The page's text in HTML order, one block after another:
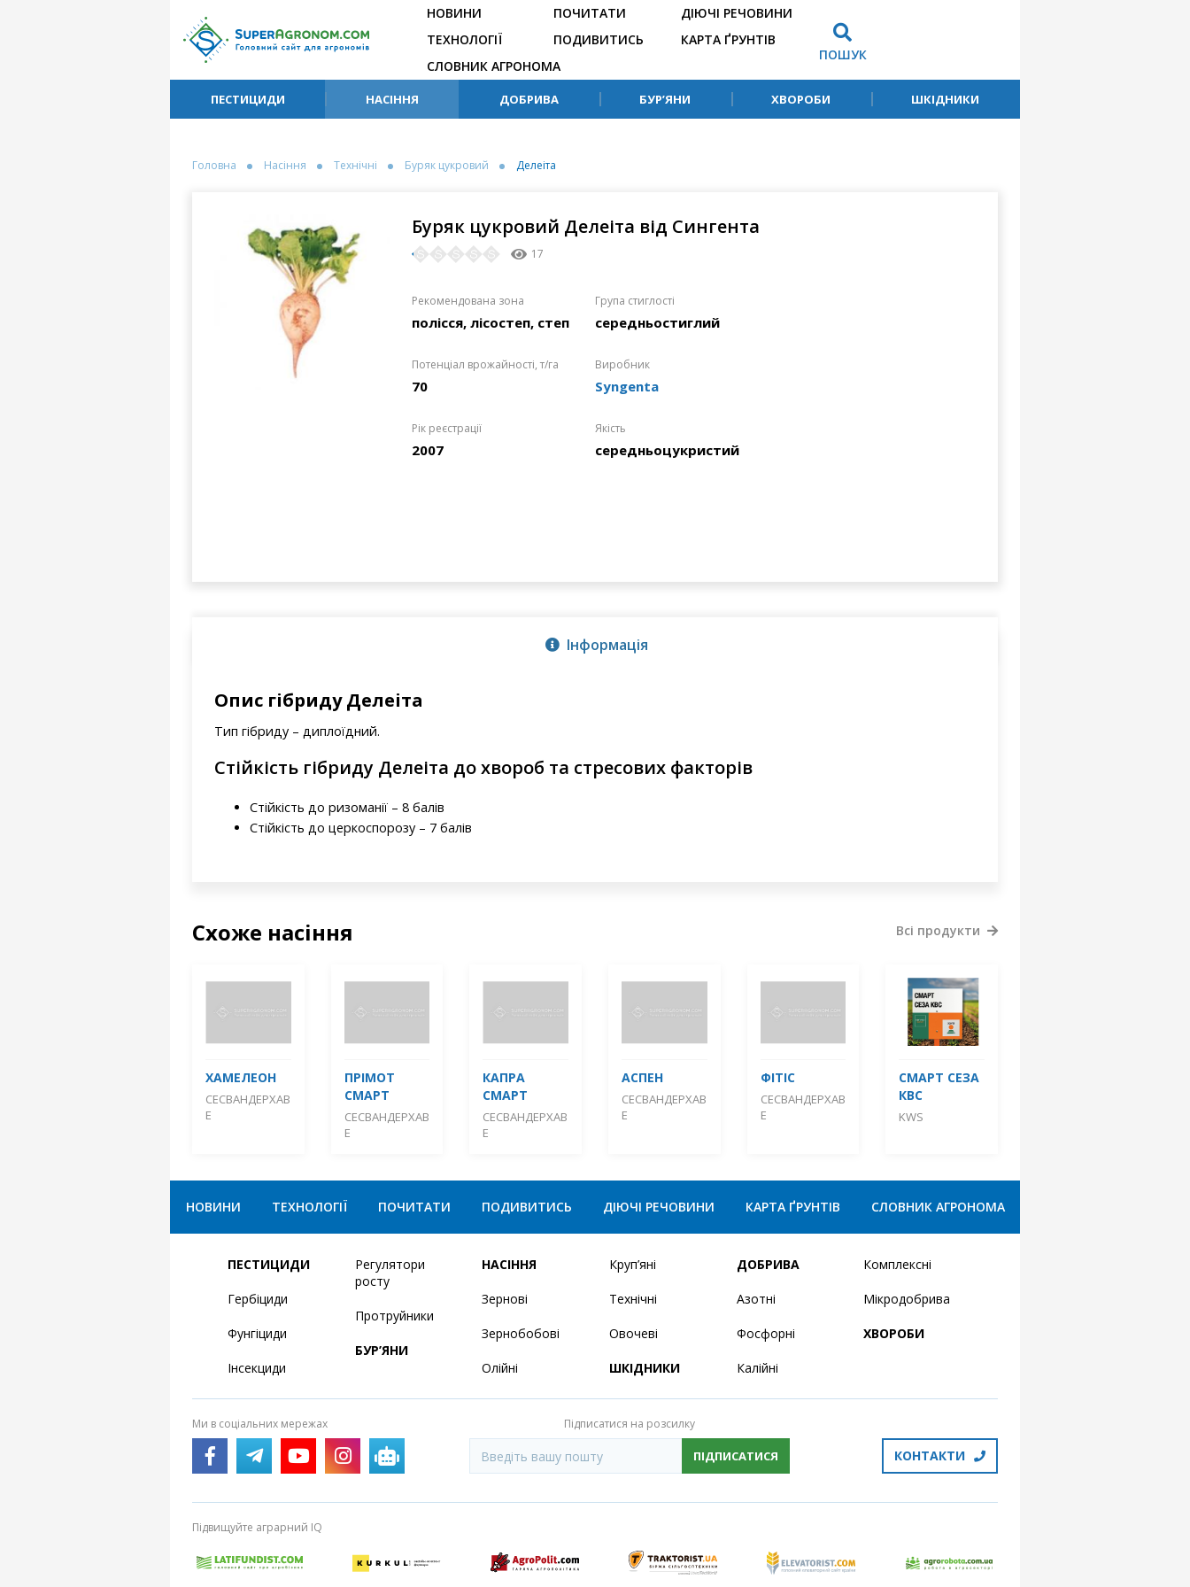
НОВИНИ
ТЕХНОЛОГІЇ
ПОЧИТАТИ
ПОДИВИТИСЬ
ДІЮЧІ РЕЧОВИНИ
КАРТА ҐРУНТІВ
СЛОВНИК АГРОНОМА
ПОШУК
ПЕСТИЦИДИ НАСІННЯ ДОБРИВА БУР’ЯНИ ХВОРОБИ ШКІДНИКИ
Головна Насіння Технічні Буряк цукровий Делеіта
Буряк цукровий Делеіта від Сингента
17
Рекомендована зона
полісся, лісостеп, степ
Група стиглості
середньостиглий
Потенціал врожайності, т/га
70
Виробник
Syngenta
Рік реєстрації
2007
Якість
середньоцукристий
Інформація
Опис гібриду Делеіта
Тип гібриду – диплоїдний.
Стійкість гібриду Делеіта до хвороб та стресових факторів
Стійкість до ризоманії – 8 балів
Стійкість до церкоспорозу – 7 балів
Схоже насіння
ХАМЕЛЕОН
СЕСВАНДЕРХАВ
Е
ПРІМОТ
СМАРТ
СЕСВАНДЕРХАВ
Е
КАПРА
СМАРТ
СЕСВАНДЕРХАВ
Е
АСПЕН
СЕСВАНДЕРХАВ
Е
ФІТІС
СЕСВАНДЕРХАВ
Е
СМАРТ СЕЗА
КВС
KWS
Всі продукти
НОВИНИ ТЕХНОЛОГІЇ ПОЧИТАТИ ПОДИВИТИСЬ ДІЮЧІ РЕЧОВИНИ КАРТА ҐРУНТІВ СЛОВНИК АГРОНОМА
ПЕСТИЦИДИ
Гербіциди
Фунгіциди
Інсекциди
Регулятори
росту
Протруйники
БУР’ЯНИ
НАСІННЯ
Зернові
Зернобобові
Олійні
Круп’яні
Технічні
Овочеві
ШКІДНИКИ
ДОБРИВА
Азотні
Фосфорні
Калійні
Комплексні
Мікродобрива
ХВОРОБИ
Ми в соціальних мережах Підписатися на розсилку
ПІДПИСАТИСЯ КОНТАКТИ
Підвищуйте аграрний IQ